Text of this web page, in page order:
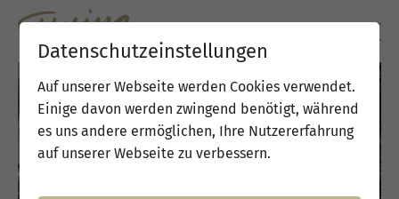
Datenschutzeinstellungen
Auf unserer Webseite werden Cookies verwendet.
Einige davon werden zwingend benötigt, während
es uns andere ermöglichen, Ihre Nutzererfahrung
auf unserer Webseite zu verbessern.